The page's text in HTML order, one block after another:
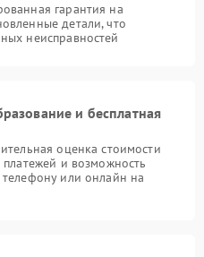
гарантия на
детали, что
неисправностей
и бесплатная
оценка стоимости
платежей и возможность
или онлайн на